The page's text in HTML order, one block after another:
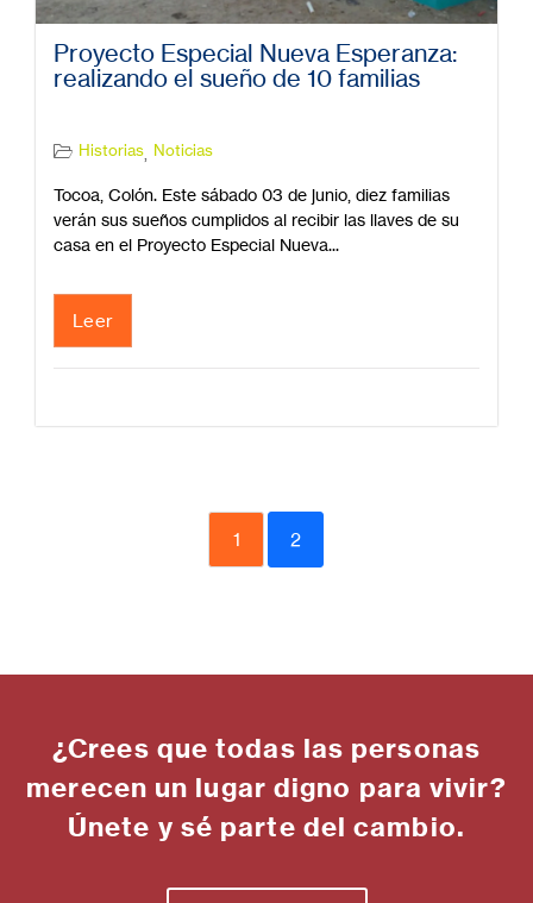
Proyecto Especial Nueva Esperanza:
realizando el sueño de 10 familias
Historias Noticias
Tocoa, Colón. Este sábado 03 de junio, diez familias
verán sus sueños cumplidos al recibir las llaves de su
casa en el Proyecto Especial Nueva...
Leer
1 2
¿Crees que todas las personas
merecen un lugar digno para vivir?
Únete y sé parte del cambio.